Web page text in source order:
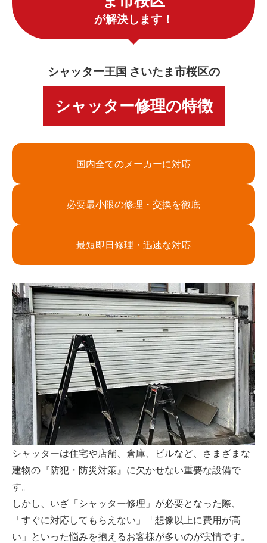
が解決します！
シャッター王国 さいたま市桜区の
シャッター修理の特徴
国内全てのメーカーに対応
必要最小限の修理・交換を徹底
最短即日修理・迅速な対応
シャッターは住宅や店舗、倉庫、ビルなど、さまざまな
建物の『防犯・防災対策』に欠かせない重要な設備で
す。
しかし、いざ「シャッター修理」が必要となった際、
「すぐに対応してもらえない」「想像以上に費用が高
い」といった悩みを抱えるお客様が多いのが実情です。